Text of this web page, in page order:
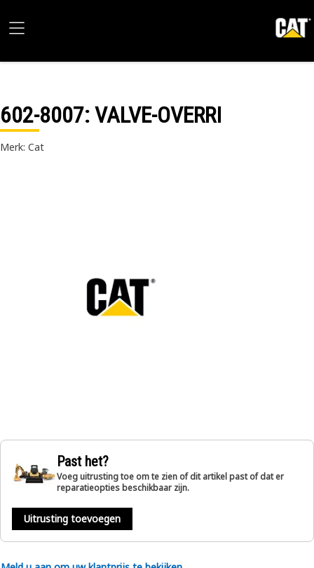
602-8007: VALVE-OVERRI
Merk: Cat
Past het?
Voeg uitrusting toe om te zien of dit artikel past of dat er
reparatieopties beschikbaar zijn.
Uitrusting toevoegen